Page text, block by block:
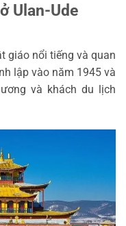
Ulan-Ude
giáo nổi tiếng và quan
lập vào năm 1945 và
và khách du lịch